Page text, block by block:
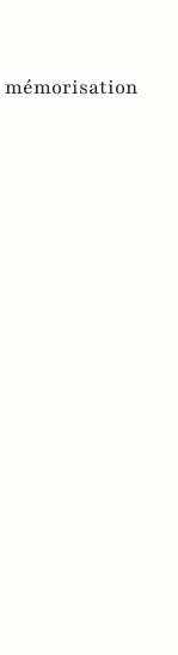
mémorisation